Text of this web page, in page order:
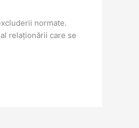
normate.
relaționării care se